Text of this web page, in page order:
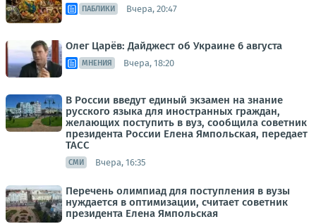
ПАБЛИКИ Вчера, 20:47
Олег Царёв: Дайджест об Украине 6 августа
МНЕНИЯ Вчера, 18:20
В России введут единый экзамен на знание
русского языка для иностранных граждан,
желающих поступить в вуз, сообщила советник
президента России Елена Ямпольская, передает
ТАСС
СМИ Вчера, 16:35
Перечень олимпиад для поступления в вузы
нуждается в оптимизации, считает советник
президента Елена Ямпольская